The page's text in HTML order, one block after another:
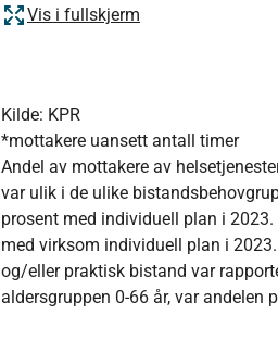
Vis i fullskjerm
Kilde: KPR
*mottakere uansett antall timer
Andel av mottakere av
var ulik i de ulike
prosent med individuell plan i
med virksom individuell plan i
og/eller praktisk bistand var
aldersgruppen 0-66 år, var andelen